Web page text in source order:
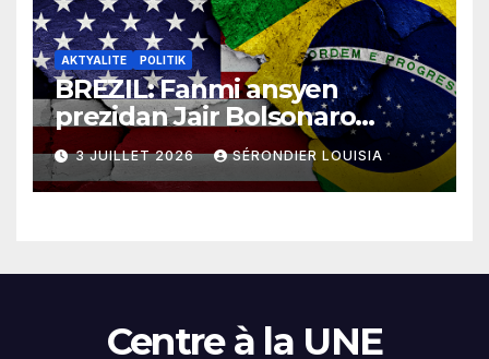
AKTYALITE POLITIK
BREZIL: Fanmi ansyen
prezidan Jair Bolsonaro
mande gouvènman
ameriken an ogmante taks
sou tout pwodui Brezil ap
3 JUILLET 2026 SÉRONDIER LOUISIA
Centre à la UNE